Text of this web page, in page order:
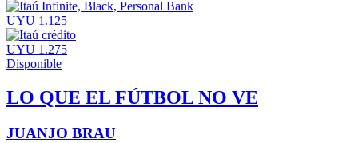
UYU 1.125
UYU 1.275
Disponible
LO QUE EL FÚTBOL NO VE
JUANJO BRAU